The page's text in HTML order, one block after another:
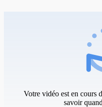
Votre vidéo est en cours
savoir